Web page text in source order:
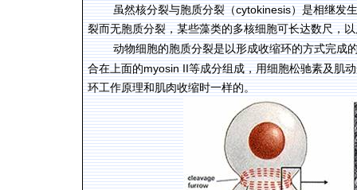
虽然核分裂与胞质分裂（cytokinesis）是相继发
裂而无胞质分裂，某些藻类的多核细胞可长达数尺，
动物细胞的胞质分裂是以形成收缩环的方式完成
合在上面的myosin II等成分组成，用细胞松驰素及肌
环工作原理和肌肉收缩时一样的。